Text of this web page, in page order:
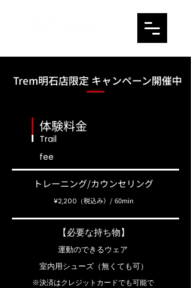
Trem明石店限定 キャンペーン開催中
​体験料金
Trail
fee
​トレーニング/カウンセリング
¥2,200（税込み）/ 60min
【必要な持ち物】
運動のできるウェア
室内用シューズ（無くても可）
※決済はクレジットカードでも可能で